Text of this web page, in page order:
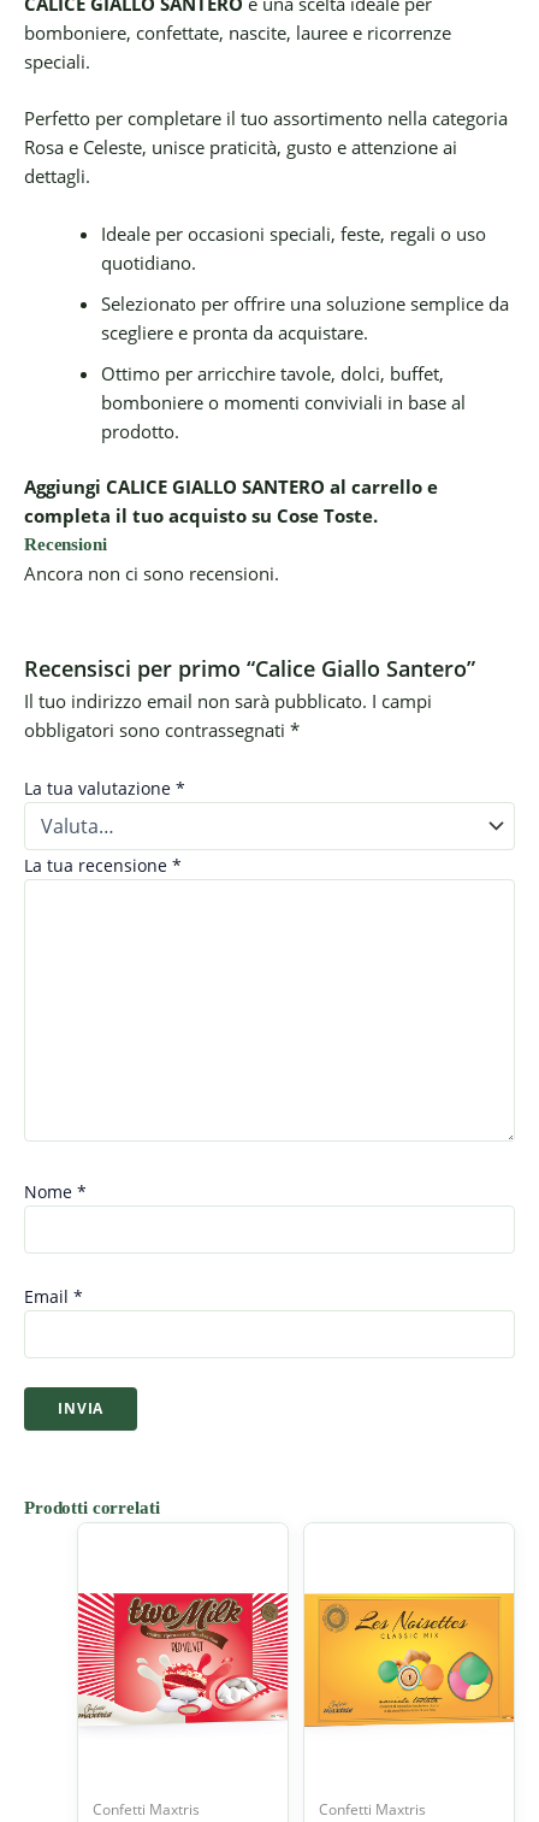
bomboniere, confettate, nascite, lauree e ricorrenze
speciali.
Perfetto per completare il tuo assortimento nella categoria
Rosa e Celeste, unisce praticità, gusto e attenzione ai
dettagli.
Ideale per occasioni speciali, feste, regali o uso
quotidiano.
Selezionato per offrire una soluzione semplice da
scegliere e pronta da acquistare.
Ottimo per arricchire tavole, dolci, buffet,
bomboniere o momenti conviviali in base al
prodotto.
Aggiungi CALICE GIALLO SANTERO al carrello e
completa il tuo acquisto su Cose Toste.
Recensioni
Ancora non ci sono recensioni.
Recensisci per primo “Calice Giallo Santero”
Il tuo indirizzo email non sarà pubblicato. I campi
obbligatori sono contrassegnati *
La tua valutazione *
La tua recensione *
Nome *
Email *
Prodotti correlati
Confetti Maxtris Confetti Maxtris